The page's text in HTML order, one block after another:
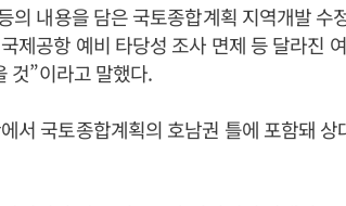
의 내용을 담은 국토종합계획 지역개발 수
제공항 예비 타당성 조사 면제 등 달라진
것”이라고 말했다.
서 국토종합계획의 호남권 틀에 포함돼 상